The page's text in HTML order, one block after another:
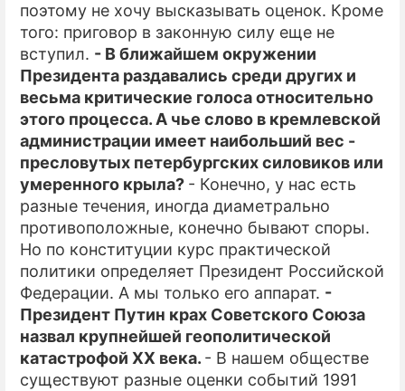
поэтому не хочу высказывать оценок. Кроме
того: приговор в законную силу еще не
вступил. - В ближайшем окружении
Президента раздавались среди других и
весьма критические голоса относительно
этого процесса. А чье слово в кремлевской
администрации имеет наибольший вес -
пресловутых петербургских силовиков или
умеренного крыла? - Конечно, у нас есть
разные течения, иногда диаметрально
противоположные, конечно бывают споры.
Но по конституции курс практической
политики определяет Президент Российской
Федерации. А мы только его аппарат. -
Президент Путин крах Советского Союза
назвал крупнейшей геополитической
катастрофой ХХ века. - В нашем обществе
существуют разные оценки событий 1991